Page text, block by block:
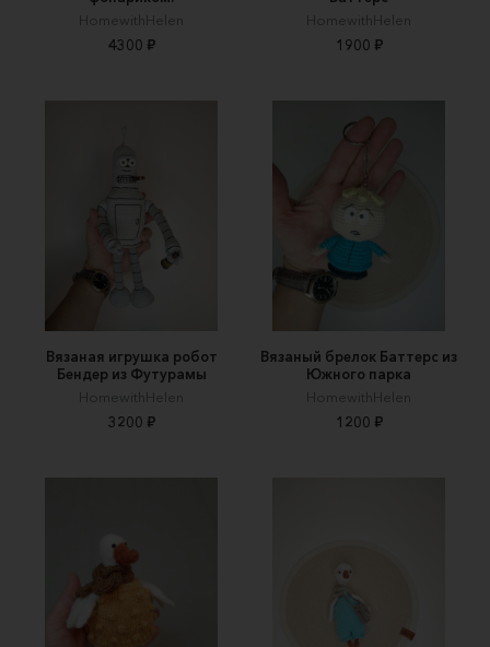
HomewithHelen
4300 ₽
HomewithHelen
1900 ₽
Вязаная игрушка робот
Бендер из Футурамы
HomewithHelen
3200 ₽
Вязаный брелок Баттерс из
Южного парка
HomewithHelen
1200 ₽